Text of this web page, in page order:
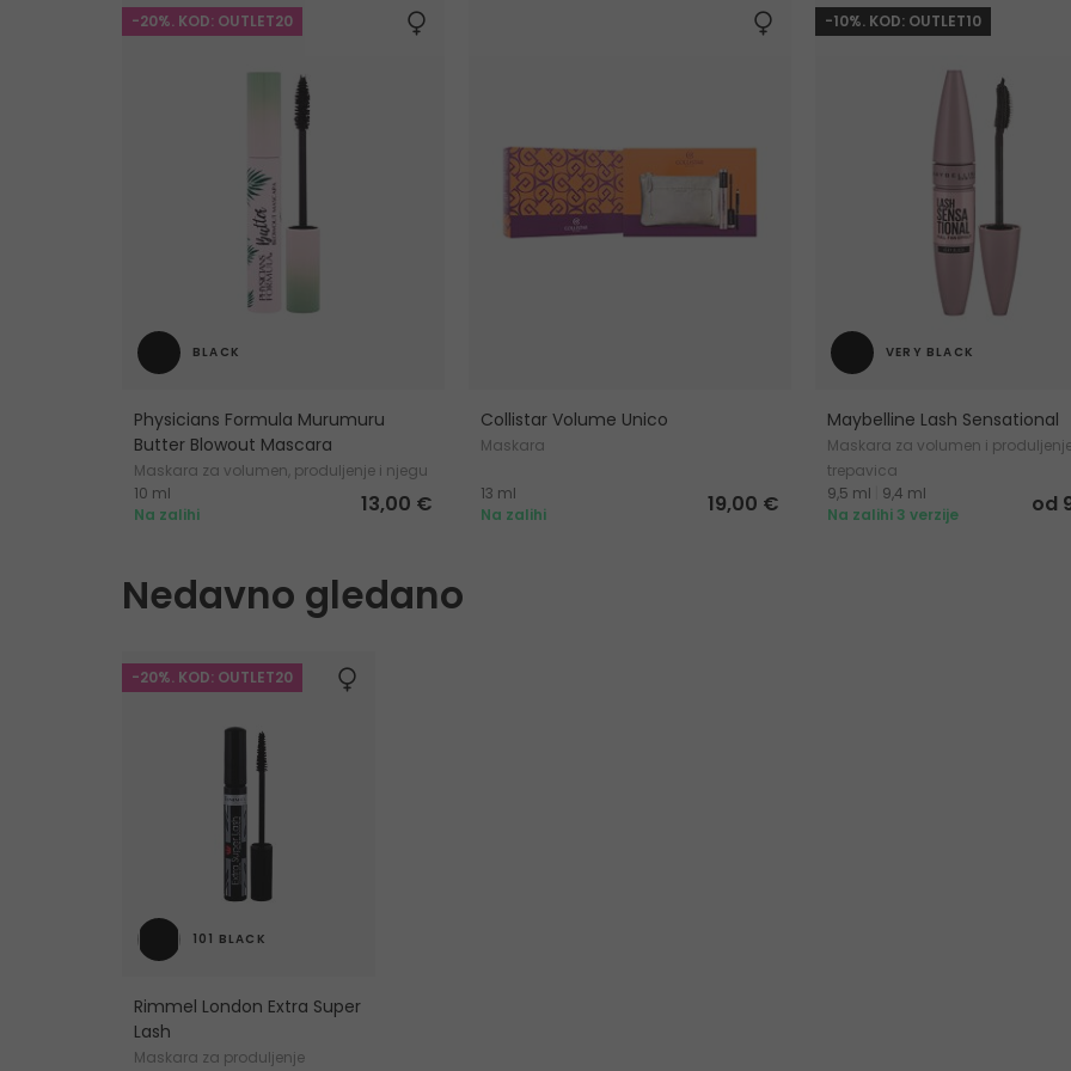
-20%. KOD: OUTLET20
BLACK
Physicians Formula Murumuru
Butter Blowout Mascara
Maskara za volumen, produljenje i njegu
trepavica
10 ml
Na zalihi
13,00 €
Collistar Volume Unico
Maskara
13 ml
Na zalihi
19,00 €
-10%. KOD: OUTLET10
VERY BLACK
Maybelline Lash Sensational
Maskara za volumen i
trepavica
9,5 ml
9,4 ml
Na zalihi 3 verzije
od
Nedavno gledano
-20%. KOD: OUTLET20
101 BLACK
Rimmel London Extra Super
Lash
Maskara za produljenje